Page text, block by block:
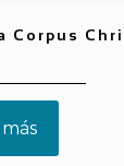
Corpus